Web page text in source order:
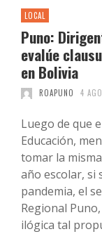
LOCAL
Puno:
evalúe
en Bolivia
ROAPUNO 4
Luego de que
Educación,
tomar la
año escolar, si
pandemia, el
Regional
ilógica tal